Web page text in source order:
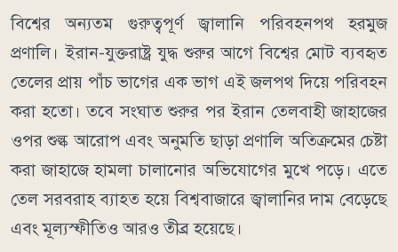
বিশ্বের অন্যতম গুরুত্বপূর্ণ জ্বালানি পরিবহনপথ হরমুজ
প্রণালি। ইরান-যুক্তরাষ্ট্র যুদ্ধ শুরুর আগে বিশ্বের মোট ব্যবহৃত
তেলের প্রায় পাঁচ ভাগের এক ভাগ এই জলপথ দিয়ে পরিবহন
করা হতো। তবে সংঘাত শুরুর পর ইরান তেলবাহী জাহাজের
ওপর শুল্ক আরোপ এবং অনুমতি ছাড়া প্রণালি অতিক্রমের চেষ্টা
করা জাহাজে হামলা চালানোর অভিযোগের মুখে পড়ে। এতে
তেল সরবরাহ ব্যাহত হয়ে বিশ্ববাজারে জ্বালানির দাম বেড়েছে
এবং মূল্যস্ফীতিও আরও তীব্র হয়েছে।